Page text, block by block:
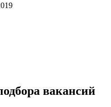
вакансий